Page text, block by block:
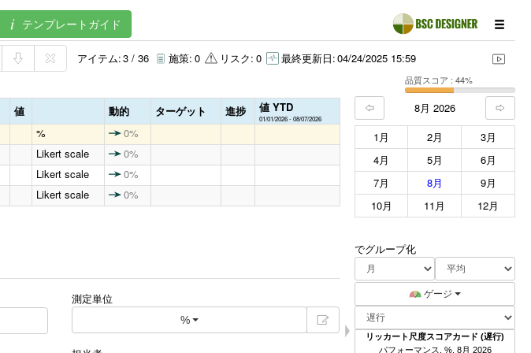
テンプレートガイド
アイテム:3 / 36 施策: 0 リスク: 0 最終更新日:04/24/2025 15:59
品質スコア : 44%
値 動的 ターゲット 進捗 値 YTD
01/01/2026 - 08/07/2026
%
0%
Likert scale
0%
Likert scale
0%
Likert scale 0%
測定単位
%
8月 2026
1月
2月
3月
4月
5月
6月
7月
8月
9月
10月
11月 12月
でグループ化
ゲージ
リッカート尺度スコアカード (遅行)
パフォーマンス, %, 8月 2026